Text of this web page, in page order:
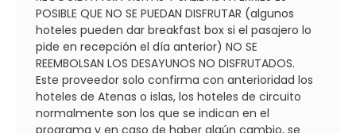
POSIBLE QUE NO SE PUEDAN DISFRUTAR (algunos
hoteles pueden dar breakfast box si el pasajero lo
pide en recepción el día anterior) NO SE
REEMBOLSAN LOS DESAYUNOS NO DISFRUTADOS.
Este proveedor solo confirma con anterioridad los
hoteles de Atenas o islas, los hoteles de circuito
normalmente son los que se indican en el
programa y en caso de haber algún cambio, se